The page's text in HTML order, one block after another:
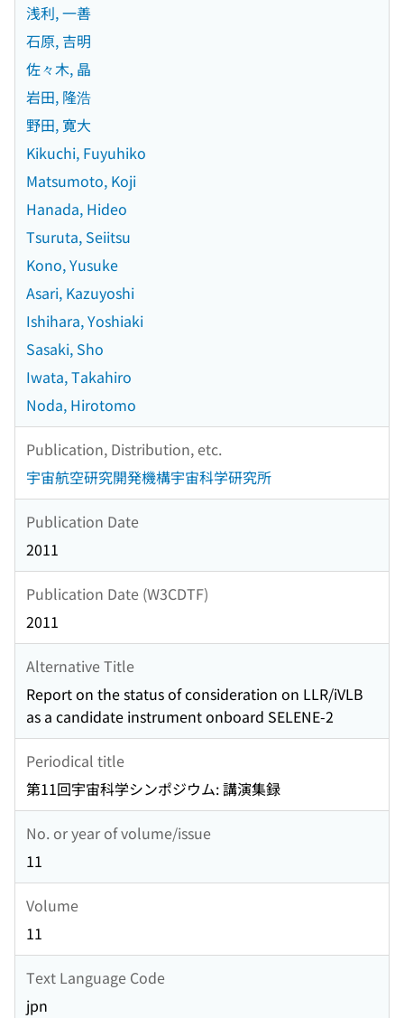
浅利, 一善
石原, 吉明
佐々木, 晶
岩田, 隆浩
野田, 寛大
Kikuchi, Fuyuhiko
Matsumoto, Koji
Hanada, Hideo
Tsuruta, Seiitsu
Kono, Yusuke
Asari, Kazuyoshi
Ishihara, Yoshiaki
Sasaki, Sho
Iwata, Takahiro
Noda, Hirotomo
Publication, Distribution, etc.
宇宙航空研究開発機構宇宙科学研究所
Publication Date
2011
Publication Date (W3CDTF)
2011
Alternative Title
Report on the status of consideration on LLR/iVLB
as a candidate instrument onboard SELENE-2
Periodical title
第11回宇宙科学シンポジウム: 講演集録
No. or year of volume/issue
11
Volume
11
Text Language Code
jpn